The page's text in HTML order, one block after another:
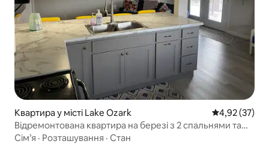
Квартира у місті Lake Ozark Середня
4,92 (37)
Відремонтована квартира на березі з 2 спальнями та
1 ванною кімнатою
Сім’я · Розташування · Стан